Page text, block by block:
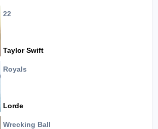
22
Taylor Swift
Royals
Lorde
Wrecking Ball